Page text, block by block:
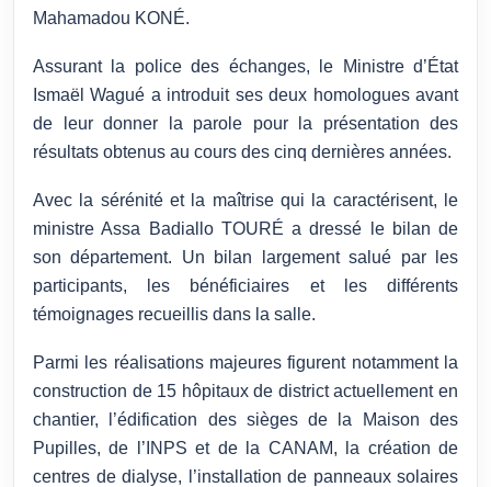
Mahamadou KONÉ.
Assurant la police des échanges, le Ministre d’État
Ismaël Wagué a introduit ses deux homologues avant
de leur donner la parole pour la présentation des
résultats obtenus au cours des cinq dernières années.
Avec la sérénité et la maîtrise qui la caractérisent, le
ministre Assa Badiallo TOURÉ a dressé le bilan de
son département. Un bilan largement salué par les
participants, les bénéficiaires et les différents
témoignages recueillis dans la salle.
Parmi les réalisations majeures figurent notamment la
construction de 15 hôpitaux de district actuellement en
chantier, l’édification des sièges de la Maison des
Pupilles, de l’INPS et de la CANAM, la création de
centres de dialyse, l’installation de panneaux solaires